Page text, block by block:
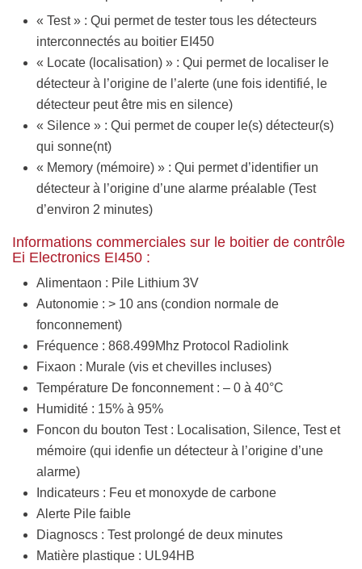
« Test » : Qui permet de tester tous les détecteurs
interconnectés au boitier EI450
« Locate (localisation) » : Qui permet de localiser le
détecteur à l’origine de l’alerte (une fois identifié, le
détecteur peut être mis en silence)
« Silence » : Qui permet de couper le(s) détecteur(s)
qui sonne(nt)
« Memory (mémoire) » : Qui permet d’identifier un
détecteur à l’origine d’une alarme préalable (Test
d’environ 2 minutes)
Informations commerciales sur le boitier de contrôle
Ei Electronics EI450 :
Alimentaon : Pile Lithium 3V
Autonomie : > 10 ans (condion normale de
fonconnement)
Fréquence : 868.499Mhz Protocol Radiolink
Fixaon : Murale (vis et chevilles incluses)
Température De fonconnement : – 0 à 40°C
Humidité : 15% à 95%
Foncon du bouton Test : Localisation, Silence, Test et
mémoire (qui idenfie un détecteur à l’origine d’une
alarme)
Indicateurs : Feu et monoxyde de carbone
Alerte Pile faible
Diagnoscs : Test prolongé de deux minutes
Matière plastique : UL94HB